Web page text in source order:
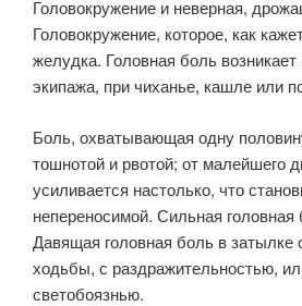
Головокружение и неверная,
Головокружение, которое, как
желудка. Головная боль
экипажа, при чиханье, кашле или
Боль, охватывающая одну
тошнотой и рвотой; от малейшего
усиливается настолько, что
непереносимой. Сильная головная
Давящая головная боль в затылке
ходьбы, с раздражительностью,
светобоязнью.